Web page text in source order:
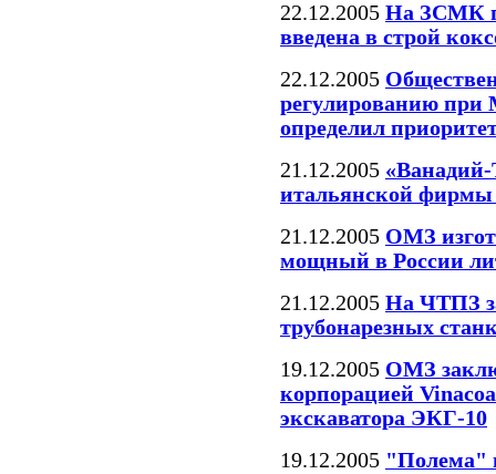
22.12.2005 На ЗСМК
введена в строй
22.12.2005
регулированию при
определил
21.12.2005 «Ванадий-
итальянской
21.12.2005 ОМЗ
мощный в России
21.12.2005 На ЧТПЗ
трубонарезных
19.12.2005 ОМЗ
корпорацией
экскаватора ЭКГ-10
19.12.2005 "Полема"